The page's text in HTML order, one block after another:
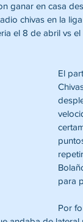
ganar en casa
chivas en la
el 8 de abril vs
El
para
Por